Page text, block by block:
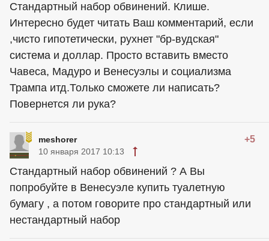
Стандартный набор обвинений. Клише.
Интересно будет читать Ваш комментарий, если
,чисто гипотетически, рухнет "бр-вудская"
система и доллар. Просто вставить вместо
Чавеса, Мадуро и Венесуэлы и социализма
Трампа итд.Только сможете ли написать?
Повернется ли рука?
meshorer +5
10 января 2017 10:13
Стандартный набор обвинений ? А Вы
попробуйте в Венесуэле купить туалетную
бумагу , а потом говорите про стандартный или
нестандартный набор